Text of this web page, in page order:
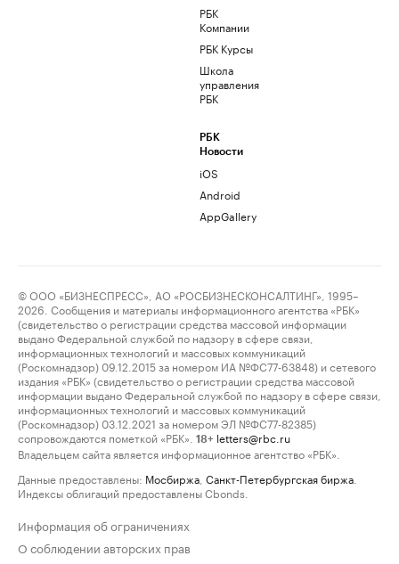
РБК
Компании
РБК Курсы
Школа
управления
РБК
РБК
Новости
iOS
Android
AppGallery
© ООО «БИЗНЕСПРЕСС», АО «РОСБИЗНЕСКОНСАЛТИНГ», 1995–
2026. Сообщения и материалы информационного агентства «РБК»
(свидетельство о регистрации средства массовой информации
выдано Федеральной службой по надзору в сфере связи,
информационных технологий и массовых коммуникаций
(Роскомнадзор) 09.12.2015 за номером ИА №ФС77-63848) и сетевого
издания «РБК» (свидетельство о регистрации средства массовой
информации выдано Федеральной службой по надзору в сфере связи,
информационных технологий и массовых коммуникаций
(Роскомнадзор) 03.12.2021 за номером ЭЛ №ФС77-82385)
сопровождаются пометкой «РБК».
18+ letters@rbc.ru
Владельцем сайта является информационное агентство «РБК».
Данные предоставлены: Мосбиржа Санкт-Петербургская биржа
Индексы облигаций предоставлены Cbonds.
Информация об ограничениях
О соблюдении авторских прав